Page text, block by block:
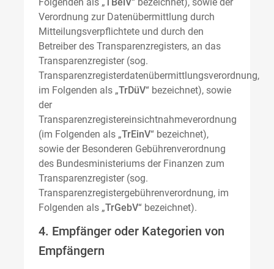
Verordnung zur Datenübermittlung durch
Mitteilungsverpflichtete und durch den
Betreiber des Transparenzregisters, an das
Transparenzregister (sog.
Transparenzregisterdatenübermittlungsverordnung,
im Folgenden als „TrDüV“ bezeichnet), sowie
der
Transparenzregistereinsichtnahmeverordnung
(im Folgenden als „TrEinV“ bezeichnet),
sowie der Besonderen Gebührenverordnung
des Bundesministeriums der Finanzen zum
Transparenzregister (sog.
Transparenzregistergebührenverordnung, im
Folgenden als „TrGebV“ bezeichnet).
4. Empfänger oder Kategorien von
Empfängern